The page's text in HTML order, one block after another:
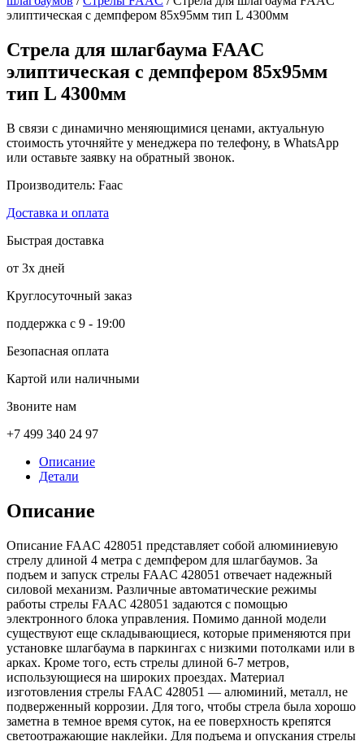
элиптическая с демпфером 85х95мм тип L 4300мм
Стрела для шлагбаума FAAC
элиптическая с демпфером 85х95мм
тип L 4300мм
В связи с динамично меняющимися ценами, актуальную
стоимость уточняйте у менеджера по телефону, в WhatsApp
или оставьте заявку на обратный звонок.
Производитель: Faac
Доставка и оплата
Быстрая доставка
от 3х дней
Круглосуточный заказ
поддержка с 9 - 19:00
Безопасная оплата
Картой или наличными
Звоните нам
+7 499 340 24 97
Описание
Детали
Описание
Описание FAAC 428051 представляет собой алюминиевую
стрелу длиной 4 метра с демпфером для шлагбаумов. За
подъем и запуск стрелы FAAC 428051 отвечает надежный
силовой механизм. Различные автоматические режимы
работы стрелы FAAC 428051 задаются с помощью
электронного блока управления. Помимо данной модели
существуют еще складывающиеся, которые применяются при
установке шлагбаума в паркингах с низкими потолками или в
арках. Кроме того, есть стрелы длиной 6-7 метров,
использующиеся на широких проездах. Материал
изготовления стрелы FAAC 428051 — алюминий, металл, не
подверженный коррозии. Для того, чтобы стрела была хорошо
заметна в темное время суток, на ее поверхность крепятся
светоотражающие наклейки. Для подъема и опускания стрелы